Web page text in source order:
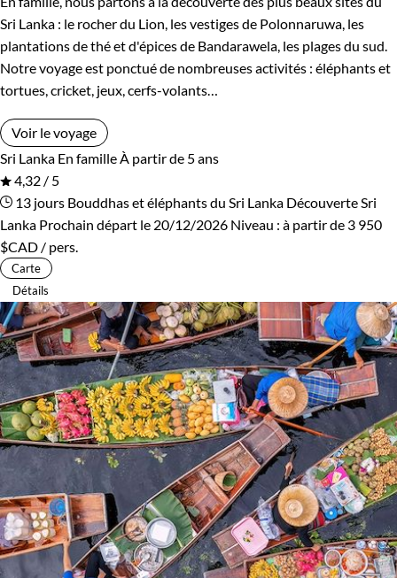
Rwanda Salvador
Seychelles
Sri Lanka
Turquie
Vietnam
Sri Lanka : le rocher du Lion, les vestiges de Polonnaruwa, les
plantations de thé et d'épices de Bandarawela, les plages du sud.
Notre voyage est ponctué de nombreuses activités : éléphants et
tortues, cricket, jeux, cerfs-volants…
Voir le voyage
Sri Lanka En famille À partir de 5 ans
4,32 / 5
13 jours Bouddhas et éléphants du Sri Lanka Découverte Sri
Lanka Prochain départ le 20/12/2026 Niveau : à partir de 3 950
$CAD / pers.
Carte
Détails